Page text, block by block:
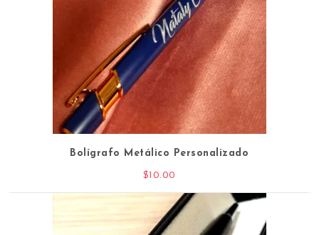
Bolígrafo Metálico Personalizado
$10.00